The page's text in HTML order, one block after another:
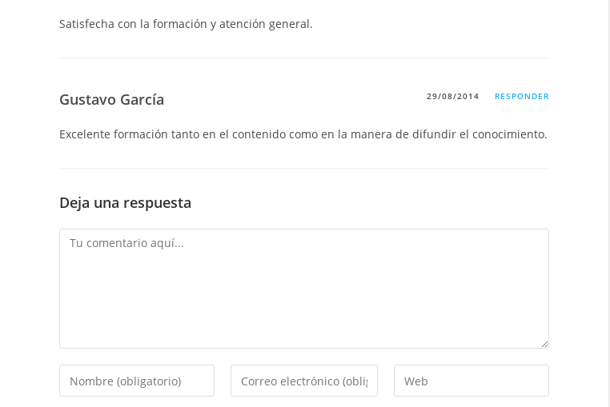
Satisfecha con la formación y atención general.
Gustavo García 29/08/2014 RESPONDER
Excelente formación tanto en el contenido como en la manera de difundir el conocimiento.
Deja una respuesta